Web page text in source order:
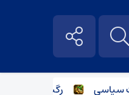
رگبار پراکنده در